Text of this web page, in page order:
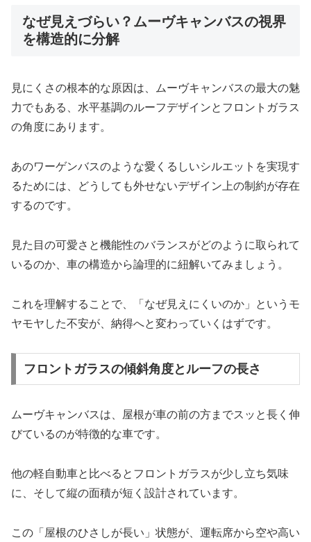
なぜ見えづらい？ムーヴキャンバスの視界
を構造的に分解
見にくさの根本的な原因は、ムーヴキャンバスの最大の魅
力でもある、水平基調のルーフデザインとフロントガラス
の角度にあります。
あのワーゲンバスのような愛くるしいシルエットを実現す
るためには、どうしても外せないデザイン上の制約が存在
するのです。
見た目の可愛さと機能性のバランスがどのように取られて
いるのか、車の構造から論理的に紐解いてみましょう。
これを理解することで、「なぜ見えにくいのか」というモ
ヤモヤした不安が、納得へと変わっていくはずです。
フロントガラスの傾斜角度とルーフの長さ
ムーヴキャンバスは、屋根が車の前の方までスッと長く伸
びているのが特徴的な車です。
他の軽自動車と比べるとフロントガラスが少し立ち気味
に、そして縦の面積が短く設計されています。
この「屋根のひさしが長い」状態が、運転席から空や高い